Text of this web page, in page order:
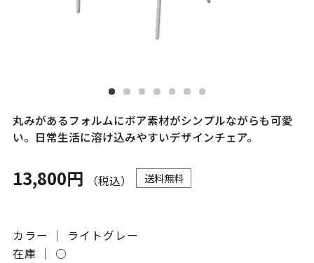
丸みがあるフォルムにボア素材がシンプルながらも可愛
い。日常生活に溶け込みやすいデザインチェア。
13,800円 （税込） 送料無料
カラー ｜ ライトグレー
在庫 ｜ ○